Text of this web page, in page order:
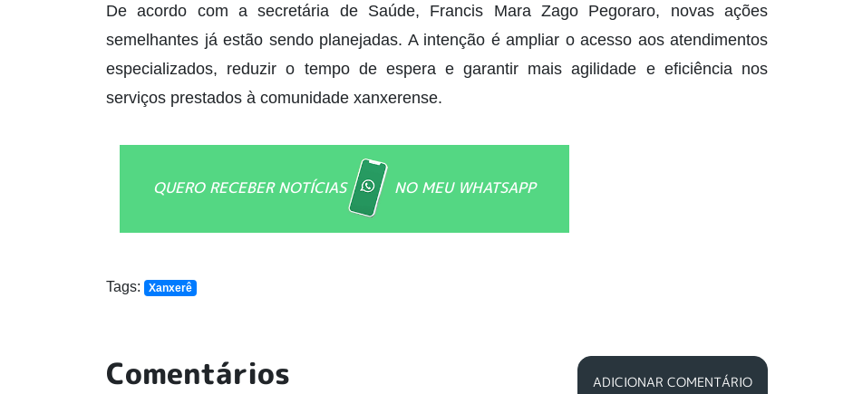
De acordo com a secretária de Saúde, Francis Mara Zago Pegoraro, novas ações
semelhantes já estão sendo planejadas. A intenção é ampliar o acesso aos atendimentos
especializados, reduzir o tempo de espera e garantir mais agilidade e eficiência nos
serviços prestados à comunidade xanxerense.
QUERO RECEBER NOTÍCIAS NO MEU WHATSAPP
Tags: Xanxerê
Comentários ADICIONAR COMENTÁRIO